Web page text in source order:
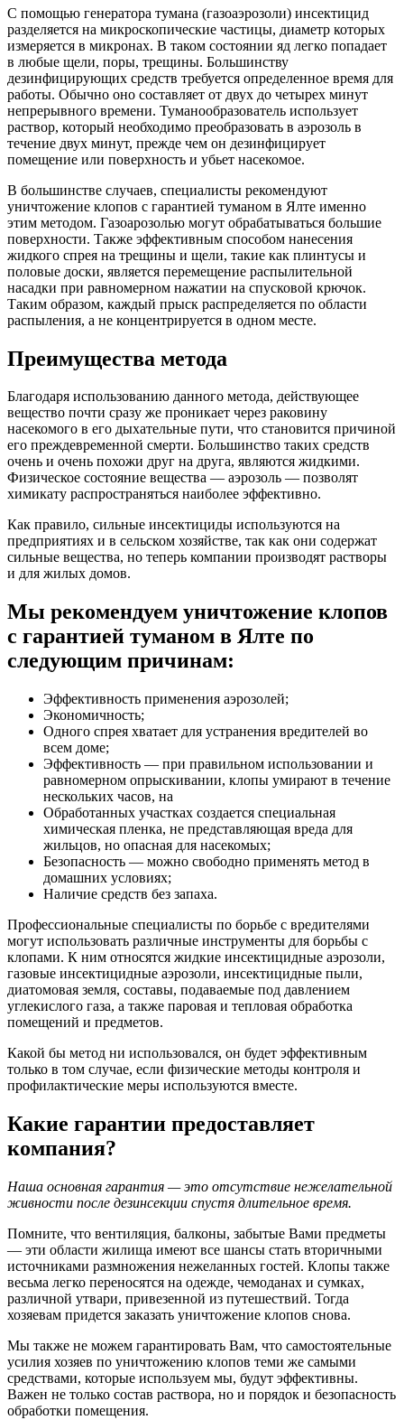
С помощью генератора тумана (газоаэрозоли) инсектицид
разделяется на микроскопические частицы, диаметр которых
измеряется в микронах. В таком состоянии яд легко попадает
в любые щели, поры, трещины. Большинству
дезинфицирующих средств требуется определенное время для
работы. Обычно оно составляет от двух до четырех минут
непрерывного времени. Туманообразователь использует
раствор, который необходимо преобразовать в аэрозоль в
течение двух минут, прежде чем он дезинфицирует
помещение или поверхность и убьет насекомое.
В большинстве случаев, специалисты рекомендуют
уничтожение клопов с гарантией туманом в Ялте именно
этим методом. Газоарозолью могут обрабатываться большие
поверхности. Также эффективным способом нанесения
жидкого спрея на трещины и щели, такие как плинтусы и
половые доски, является перемещение распылительной
насадки при равномерном нажатии на спусковой крючок.
Таким образом, каждый прыск распределяется по области
распыления, а не концентрируется в одном месте.
Преимущества метода
Благодаря использованию данного метода, действующее
вещество почти сразу же проникает через раковину
насекомого в его дыхательные пути, что становится причиной
его преждевременной смерти. Большинство таких средств
очень и очень похожи друг на друга, являются жидкими.
Физическое состояние вещества — аэрозоль — позволят
химикату распространяться наиболее эффективно.
Как правило, сильные инсектициды используются на
предприятиях и в сельском хозяйстве, так как они содержат
сильные вещества, но теперь компании производят растворы
и для жилых домов.
Мы рекомендуем уничтожение клопов
с гарантией туманом в Ялте по
следующим причинам:
Эффективность применения аэрозолей;
Экономичность;
Одного спрея хватает для устранения вредителей во
всем доме;
Эффективность — при правильном использовании и
равномерном опрыскивании, клопы умирают в течение
нескольких часов, на
Обработанных участках создается специальная
химическая пленка, не представляющая вреда для
жильцов, но опасная для насекомых;
Безопасность — можно свободно применять метод в
домашних условиях;
Наличие средств без запаха.
Профессиональные специалисты по борьбе с вредителями
могут использовать различные инструменты для борьбы с
клопами. К ним относятся жидкие инсектицидные аэрозоли,
газовые инсектицидные аэрозоли, инсектицидные пыли,
диатомовая земля, составы, подаваемые под давлением
углекислого газа, а также паровая и тепловая обработка
помещений и предметов.
Какой бы метод ни использовался, он будет эффективным
только в том случае, если физические методы контроля и
профилактические меры используются вместе.
Какие гарантии предоставляет
компания?
Наша основная гарантия — это отсутствие нежелательной
живности после дезинсекции спустя длительное время.
Помните, что вентиляция, балконы, забытые Вами предметы
— эти области жилища имеют все шансы стать вторичными
источниками размножения нежеланных гостей. Клопы также
весьма легко переносятся на одежде, чемоданах и сумках,
различной утвари, привезенной из путешествий. Тогда
хозяевам придется заказать уничтожение клопов снова.
Мы также не можем гарантировать Вам, что самостоятельные
усилия хозяев по уничтожению клопов теми же самыми
средствами, которые используем мы, будут эффективны.
Важен не только состав раствора, но и порядок и безопасность
обработки помещения.